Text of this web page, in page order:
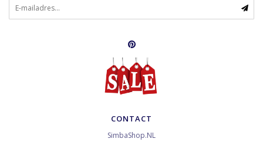
CONTACT
SimbaShop.NL